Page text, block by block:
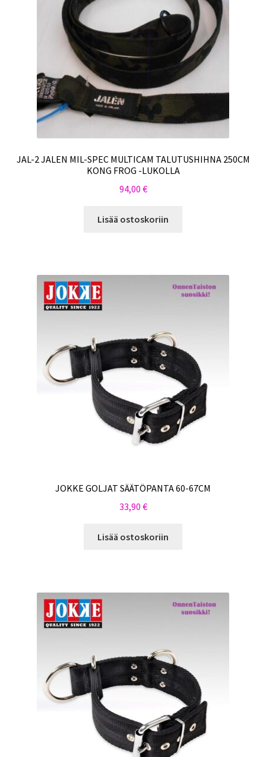
JAL-2 JALEN MIL-SPEC MULTICAM TALUTUSHIHNA 250CM
KONG FROG -LUKOLLA
94,00 €
Lisää ostoskoriin
JOKKE GOLJAT SÄÄTÖPANTA 60-67CM
33,90 €
Lisää ostoskoriin